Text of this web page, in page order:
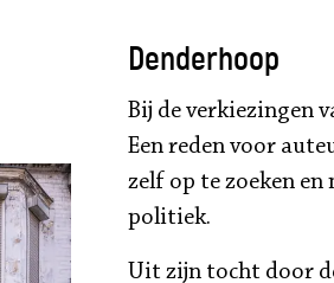
Denderhoop
Bij de verkiezingen
Een reden voor
zelf op te zoeken en
politiek.
Uit zijn tocht door